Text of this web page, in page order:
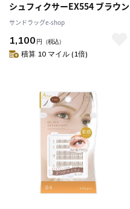
シュフィクサーEX554 ブラウン
サンドラッグe-shop
1,100 円 （税込）
積算 10 マイル (1倍)